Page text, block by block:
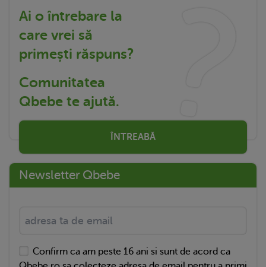
Ai o întrebare la
care vrei să
primești răspuns?
Comunitatea
Qbebe te ajută.
ÎNTREABĂ
Newsletter Qbebe
Confirm ca am peste 16 ani si sunt de acord ca